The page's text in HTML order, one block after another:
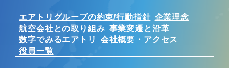
エアトリグループの約束/行動指針 企業理念
航空会社との取り組み 事業変遷と沿革
数字でみるエアトリ
会社概要・アクセス
役員一覧